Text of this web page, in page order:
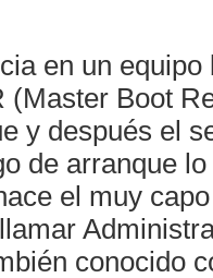
en un
(Master Boot
y después el
de arranque
el muy
conocido